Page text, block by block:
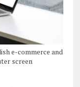
e-commerce and
screen